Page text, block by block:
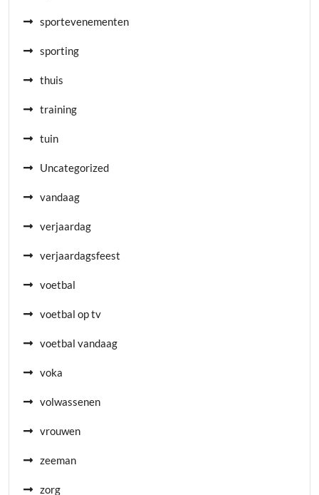
sportevenementen
sporting
thuis
training
tuin
Uncategorized
vandaag
verjaardag
verjaardagsfeest
voetbal
voetbal op tv
voetbal vandaag
voka
volwassenen
vrouwen
zeeman
zorg